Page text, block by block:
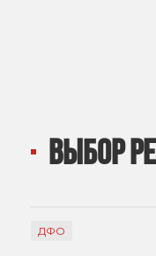
ВЫБОР
ДФО